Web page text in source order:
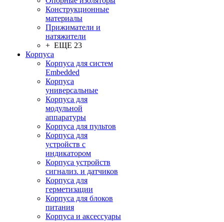
Конструкционные
материалы
Прижиматели и
натяжители
+ ЕЩЕ 23
Корпуса
Корпуса для систем
Embedded
Корпуса
универсальные
Корпуса для
модульной
аппаратуры
Корпуса для пультов
Корпуса для
устройств с
индикатором
Корпуса устройств
сигнализ. и датчиков
Корпуса для
герметизации
Корпуса для блоков
питания
Корпуса и аксессуары